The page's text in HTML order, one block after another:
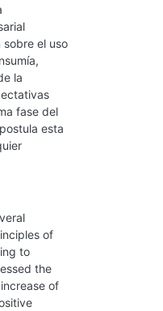
el uso
la
fase del
esta
of
to
the
of